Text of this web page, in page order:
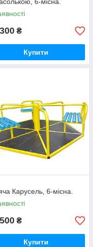
₴
Купити
Карусель, 6-місна.
₴
Купити